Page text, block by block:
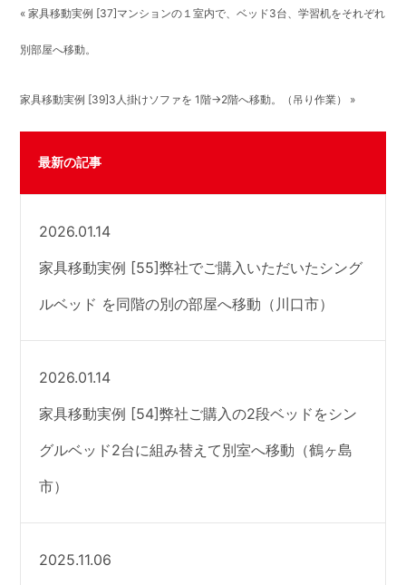
« 家具移動実例 [37]マンションの１室内で、ベッド3台、学習机をそれぞれ
別部屋へ移動。
家具移動実例 [39]3人掛けソファを 1階→2階へ移動。（吊り作業） »
最新の記事
2026.01.14
家具移動実例 [55]弊社でご購入いただいたシング
ルベッド を同階の別の部屋へ移動（川口市）
2026.01.14
家具移動実例 [54]弊社ご購入の2段ベッドをシン
グルベッド2台に組み替えて別室へ移動（鶴ヶ島
市）
2025.11.06